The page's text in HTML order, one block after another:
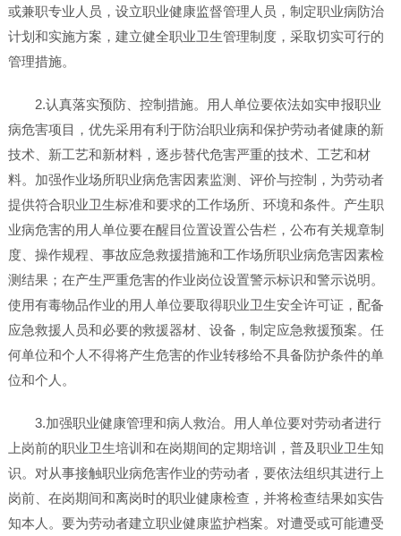
或兼职专业人员，设立职业健康监督管理人员，制定职业病防治
计划和实施方案，建立健全职业卫生管理制度，采取切实可行的
管理措施。
2.认真落实预防、控制措施。用人单位要依法如实申报职业
病危害项目，优先采用有利于防治职业病和保护劳动者健康的新
技术、新工艺和新材料，逐步替代危害严重的技术、工艺和材
料。加强作业场所职业病危害因素监测、评价与控制，为劳动者
提供符合职业卫生标准和要求的工作场所、环境和条件。产生职
业病危害的用人单位要在醒目位置设置公告栏，公布有关规章制
度、操作规程、事故应急救援措施和工作场所职业病危害因素检
测结果；在产生严重危害的作业岗位设置警示标识和警示说明。
使用有毒物品作业的用人单位要取得职业卫生安全许可证，配备
应急救援人员和必要的救援器材、设备，制定应急救援预案。任
何单位和个人不得将产生危害的作业转移给不具备防护条件的单
位和个人。
3.加强职业健康管理和病人救治。用人单位要对劳动者进行
上岗前的职业卫生培训和在岗期间的定期培训，普及职业卫生知
识。对从事接触职业病危害作业的劳动者，要依法组织其进行上
岗前、在岗期间和离岗时的职业健康检查，并将检查结果如实告
知本人。要为劳动者建立职业健康监护档案。对遭受或可能遭受